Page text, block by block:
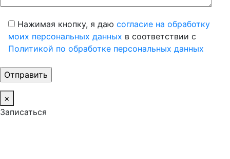
Нажимая кнопку, я даю согласие на обработку
моих персональных данных в соответствии с
Политикой по обработке персональных данных
×
Записаться